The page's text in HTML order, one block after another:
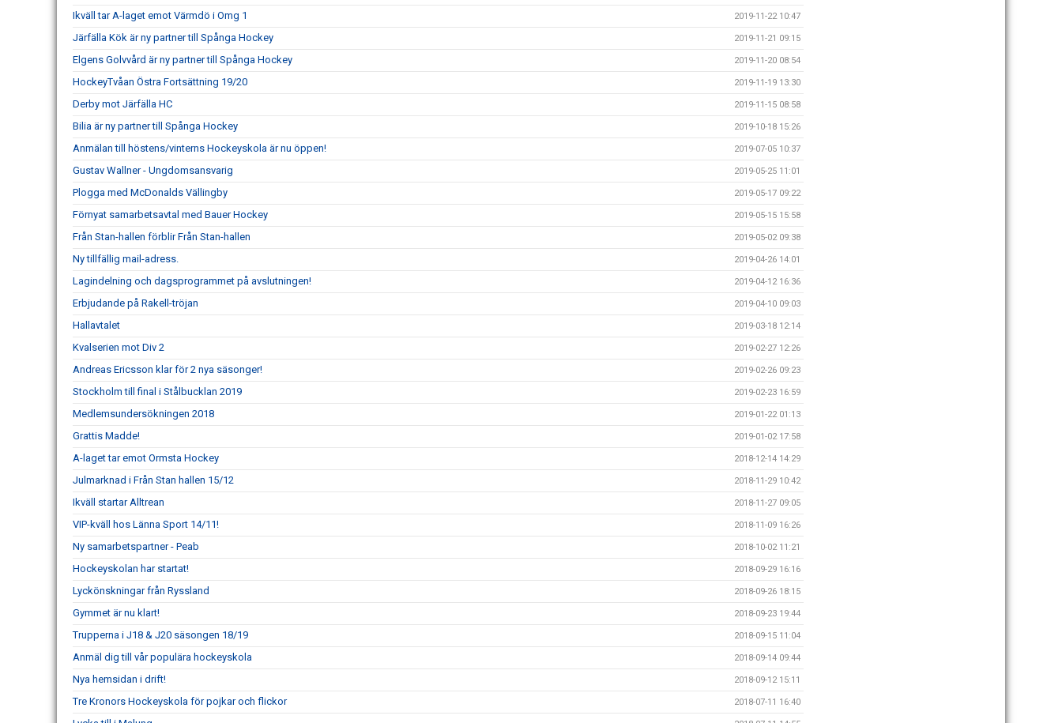
Ikväll tar A-laget emot Värmdö i Omg 1 2019-11-22 10:47
Järfälla Kök är ny partner till Spånga Hockey 2019-11-21 09:15
Elgens Golvvård är ny partner till Spånga Hockey 2019-11-20 08:54
HockeyTvåan Östra Fortsättning 19/20 2019-11-19 13:30
Derby mot Järfälla HC 2019-11-15 08:58
Bilia är ny partner till Spånga Hockey 2019-10-18 15:26
Anmälan till höstens/vinterns Hockeyskola är nu öppen! 2019-07-05 10:37
Gustav Wallner - Ungdomsansvarig 2019-05-25 11:01
Plogga med McDonalds Vällingby 2019-05-17 09:22
Förnyat samarbetsavtal med Bauer Hockey 2019-05-15 15:58
Från Stan-hallen förblir Från Stan-hallen 2019-05-02 09:38
Ny tillfällig mail-adress. 2019-04-26 14:01
Lagindelning och dagsprogrammet på avslutningen! 2019-04-12 16:36
Erbjudande på Rakell-tröjan 2019-04-10 09:03
Hallavtalet 2019-03-18 12:14
Kvalserien mot Div 2 2019-02-27 12:26
Andreas Ericsson klar för 2 nya säsonger! 2019-02-26 09:23
Stockholm till final i Stålbucklan 2019 2019-02-23 16:59
Medlemsundersökningen 2018 2019-01-22 01:13
Grattis Madde! 2019-01-02 17:58
A-laget tar emot Ormsta Hockey 2018-12-14 14:29
Julmarknad i Från Stan hallen 15/12 2018-11-29 10:42
Ikväll startar Alltrean 2018-11-27 09:05
VIP-kväll hos Länna Sport 14/11! 2018-11-09 16:26
Ny samarbetspartner - Peab 2018-10-02 11:21
Hockeyskolan har startat! 2018-09-29 16:16
Lyckönskningar från Ryssland 2018-09-26 18:15
Gymmet är nu klart! 2018-09-23 19:44
Trupperna i J18 & J20 säsongen 18/19 2018-09-15 11:04
Anmäl dig till vår populära hockeyskola 2018-09-14 09:44
Nya hemsidan i drift! 2018-09-12 15:11
Tre Kronors Hockeyskola för pojkar och flickor 2018-07-11 16:40